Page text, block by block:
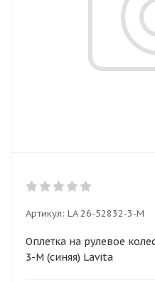
Артикул: LA 26-52832-3-M
Оплетка на рулевое
3-M (синяя) Lavita